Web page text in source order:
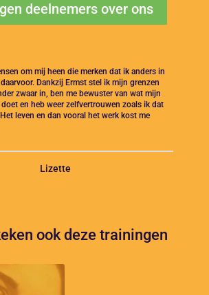
deelnemers over ons
om mij heen die merken dat ik anders in
Dankzij Ermst stel ik mijn grenzen
zwaar in, ben me bewuster van wat mijn
en heb weer zelfvertrouwen zoals ik dat
leven en dan vooral het werk kost me
Lizette
ook deze trainingen